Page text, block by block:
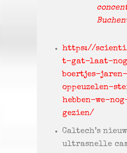
https://
t-gat-laat-
boertjes-
oppeuzelen-
hebben-we-
gezien/
Caltech’s
ultrasnelle